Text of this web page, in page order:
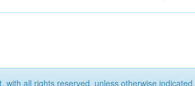
with all rights reserved, unless otherwise indicated.